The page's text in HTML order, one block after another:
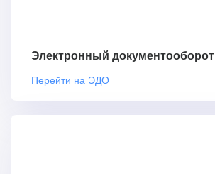
Электронный документооборот
Перейти на ЭДО